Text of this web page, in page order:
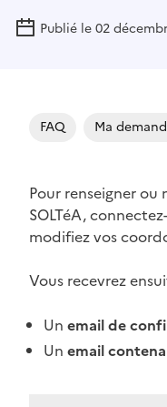
Publié le 02
FAQ Ma
Pour renseigner
SOLTéA,
modifiez vos
Vous recevrez
Un email de
Un email